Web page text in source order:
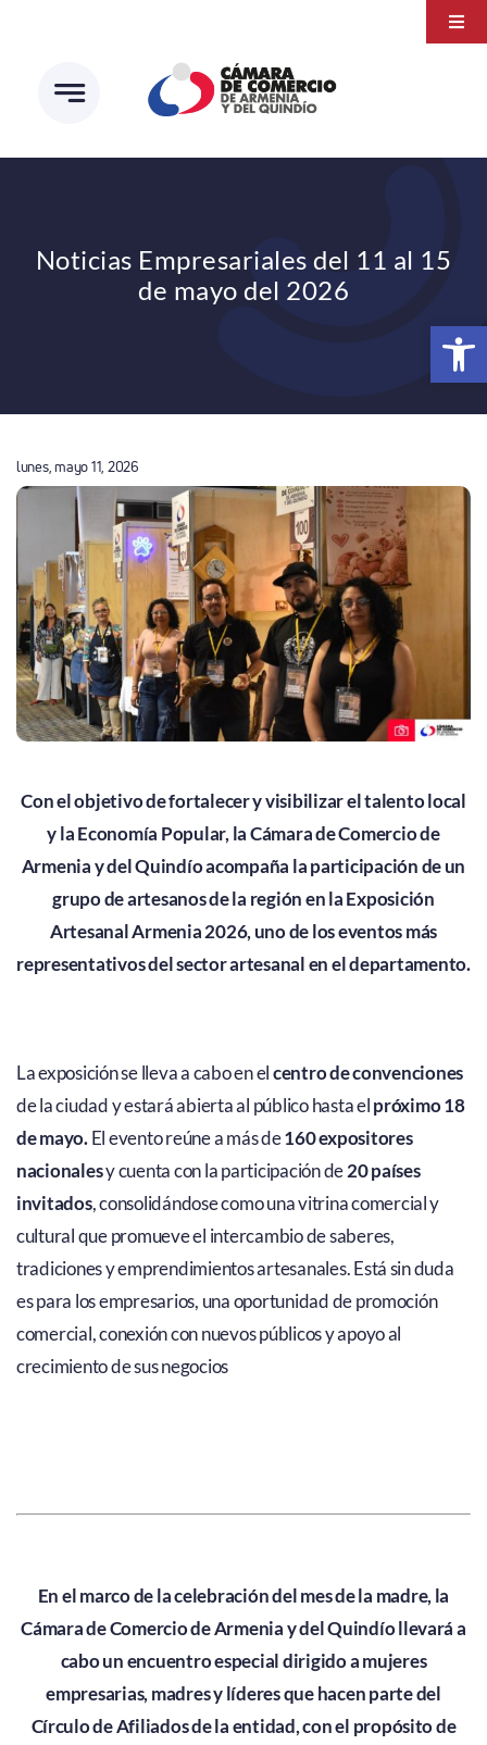
Abrir
contenido
Noticias Empresariales del 11 al 15
de mayo del 2026
lunes, mayo 11, 2026
Con el objetivo de fortalecer y visibilizar el talento local
y la Economía Popular, la Cámara de Comercio de
Armenia y del Quindío acompaña la participación de un
grupo de artesanos de la región en la Exposición
Artesanal Armenia 2026, uno de los eventos más
representativos del sector artesanal en el departamento.
La exposición se lleva a cabo en elcentro de convenciones
de la ciudad y estará abierta al público hasta elpróximo 18
de mayo.El evento reúne a más de160 expositores
nacionalesy cuenta con la participación de20 países
invitados, consolidándose como una vitrina comercial y
cultural que promueve el intercambio de saberes,
tradiciones y emprendimientos artesanales. Está sin duda
es para los empresarios, una oportunidad de promoción
comercial, conexión con nuevos públicos y apoyo al
crecimiento de sus negocios
En el marco de la celebración del mes de la madre, la
Cámara de Comercio de Armenia y del Quindío llevará a
cabo un encuentro especial dirigido a mujeres
empresarias, madres y líderes que hacen parte del
Círculo de Afiliados de la entidad, con el propósito de